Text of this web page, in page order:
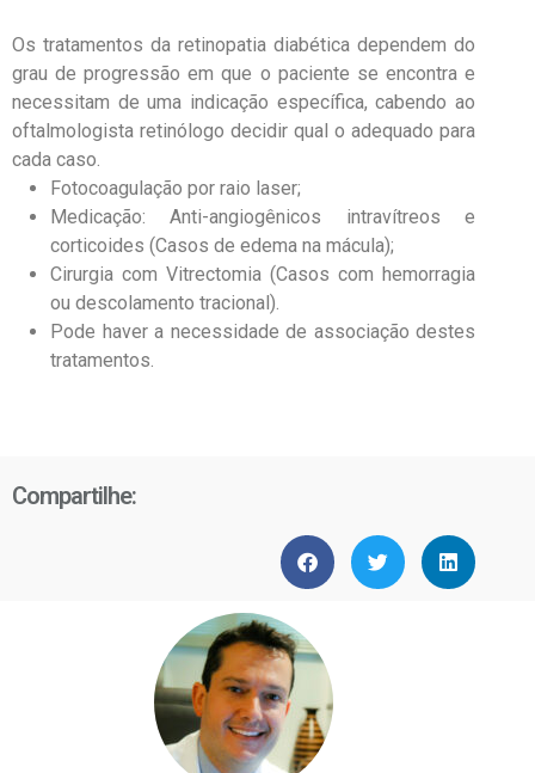
Os tratamentos da retinopatia diabética dependem do
grau de progressão em que o paciente se encontra e
necessitam de uma indicação específica, cabendo ao
oftalmologista retinólogo decidir qual o adequado para
cada caso.
Fotocoagulação por raio laser;
Medicação: Anti-angiogênicos intravítreos e
corticoides (Casos de edema na mácula);
Cirurgia com Vitrectomia (Casos com hemorragia
ou descolamento tracional).
Pode haver a necessidade de associação destes
tratamentos.
Compartilhe: